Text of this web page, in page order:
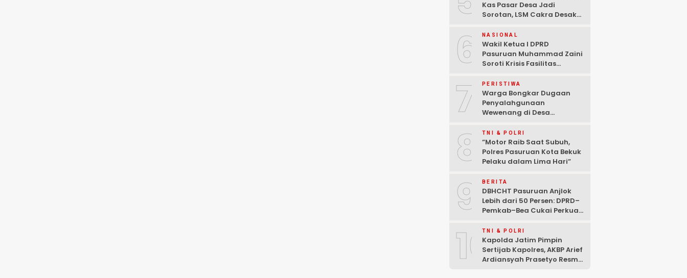
Kas Pasar Desa Jadi
Sorotan, LSM Cakra Desak
6 NASIONAL
Wakil Ketua I DPRD
Pasuruan Muhammad Zaini
Soroti Krisis Fasilitas
Anggaran
7 PERISTIWA
Warga Bongkar Dugaan
Penyalahgunaan
Wewenang di Desa
Mencuat
8 TNI & POLRI
‎”Motor Raib Saat Subuh,
Polres Pasuruan Kota Bekuk
Pelaku dalam Lima Hari” ‎
9 BERITA
DBHCHT Pasuruan Anjlok
Lebih dari 50 Persen: DPRD–
Pemkab–Bea Cukai Perkuat
Rokok Ilegal
10TNI & POLRI
Kapolda Jatim Pimpin
Sertijab Kapolres, AKBP Arief
Ardiansyah Prasetyo Resmi